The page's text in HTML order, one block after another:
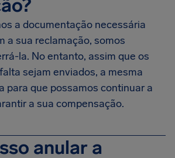
a documentação necessária
a sua reclamação, somos
la. No entanto, assim que os
sejam enviados, a mesma
para que possamos continuar a
a sua compensação.
anular a